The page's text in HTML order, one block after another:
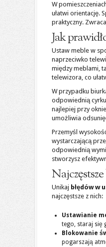
W
ułatwi orientację.
praktyczny.
Jak
Ustaw meble w
naprzeciwko
między meblami,
telewizora, co
W przypadku
odpowiednią
najlepiej przy
umożliwia
Przemyśl
wystarczającą
odpowiednią
stworzysz
Unikaj błędów w
najczęstsze z nich:
Ustawianie
tego, staraj się
Blokowanie
pogarszają